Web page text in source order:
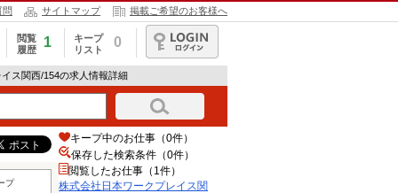
問 サイトマップ 掲載ご希望のお客様へ
閲覧
履歴
1
キープ
リスト
0
ログイン
ス関西/154の求人情報詳細
プ
キープ中のお仕事（0件）
保存した検索条件（0件）
閲覧したお仕事（1件）
株式会社日本ワークプレイス関